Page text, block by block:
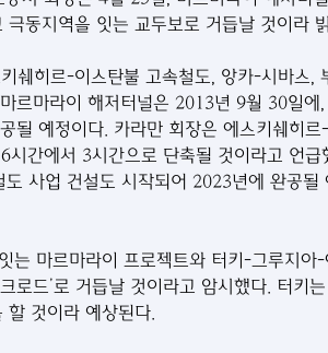
동지역을 잇는 교두보로 거듭날 것이라
쉐히르-이스탄불 고속철도, 앙카-시바스,
르마라이 해저터널은 2013년 9월 30일에
될 예정이다. 카라만 회장은 에스키쉐히르
간에서 3시간으로 단축될 것이라고 언
사업 건설도 시작되어 2023년에 완공될
는 마르마라이 프로젝트와 터키-그루지아
드’로 거듭날 것이라고 암시했다. 터키
할 것이라 예상된다.